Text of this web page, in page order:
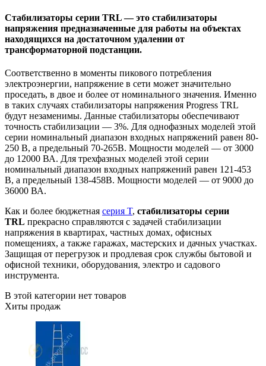
Стабилизаторы серии TRL — это стабилизаторы
напряжения предназначенные для работы на объектах
находящихся на достаточном удалении от
трансформаторной подстанции.
Соответственно в моменты пикового потребления
электроэнергии, напряжение в сети может значительно
проседать, в двое и более от номинального значения. Именно
в таких случаях стабилизаторы напряжения Progress TRL
будут незаменимы. Данные стабилизаторы обеспечивают
точность стабилизации — 3%. Для однофазных моделей этой
серии номинальный диапазон входных напряжений равен 80-
250 В, а предельный 70-265В. Мощности моделей — от 3000
до 12000 ВА. Для трехфазных моделей этой серии
номинальный диапазон входных напряжений равен 121-453
В, а предельный 138-458В. Мощности моделей — от 9000 до
36000 ВА.
Как и более бюджетная серия T, стабилизаторы серии
TRL прекрасно справляются с задачей стабилизации
напряжения в квартирах, частных домах, офисных
помещениях, а также гаражах, мастерских и дачных участках.
Защищая от перегрузок и продлевая срок службы бытовой и
офисной техники, оборудования, электро и садового
инструмента.
В этой категории нет товаров
Хиты продаж